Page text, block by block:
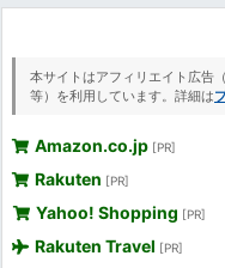
本サイトはアフィリエイト広告
等）を利用しています。詳細は
Amazon.co.jp [PR]
Rakuten [PR]
Yahoo! Shopping [PR]
Rakuten Travel [PR]